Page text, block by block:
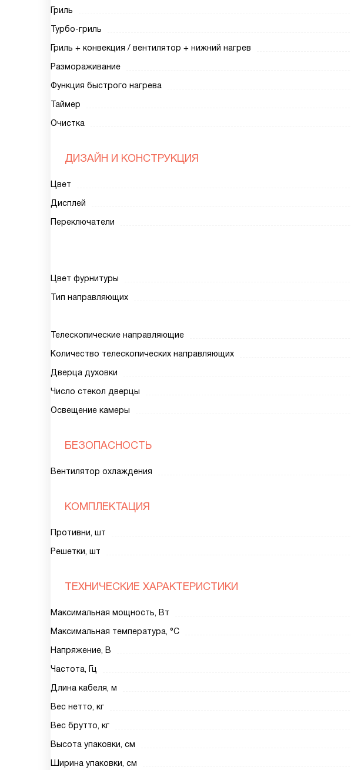
Гриль
Турбо-гриль
Гриль + конвекция / вентилятор + нижний нагрев
Размораживание
Функция быстрого нагрева
Таймер
Очистка
ДИЗАЙН И КОНСТРУКЦИЯ
Цвет
Дисплей
Переключатели
Цвет фурнитуры
Тип направляющих
Телескопические направляющие
Количество телескопических направляющих
Дверца духовки
Число стекол дверцы
Освещение камеры
БЕЗОПАСНОСТЬ
Вентилятор охлаждения
КОМПЛЕКТАЦИЯ
Противни, шт
Решетки, шт
ТЕХНИЧЕСКИЕ ХАРАКТЕРИСТИКИ
Максимальная мощность, Вт
Максимальная температура, °C
Напряжение, В
Частота, Гц
Длина кабеля, м
Вес нетто, кг
Вес брутто, кг
Высота упаковки, см
Ширина упаковки, см